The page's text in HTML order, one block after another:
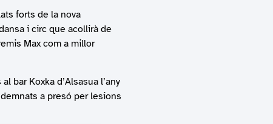
forts de la nova
i circ que acollirà de
Max com a millor
bar Koxka d’Alsasua l’any
a presó per lesions